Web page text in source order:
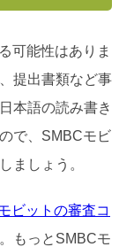
可能性はありま
提出書類など事
本語の読み書き
で、SMBCモビ
ましょう。
ビットの審査コ
もっとSMBCモ